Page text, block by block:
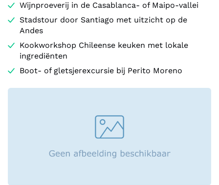
Wijnproeverij in de Casablanca- of Maipo-vallei
Stadstour door Santiago met uitzicht op de
Andes
Kookworkshop Chileense keuken met lokale
ingrediënten
Boot- of gletsjerexcursie bij Perito Moreno